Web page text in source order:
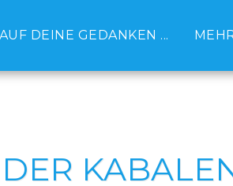
DEINE GEDANKEN ...